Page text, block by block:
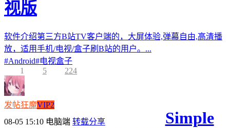
视版
软件介绍第三方B站TV客户端的，大屏体验,弹幕自由,高清播
放，适用手机/电视/盒子刷B站的用户。...
#Android#电视盒子
1
5 224
发帖狂魔VIP2
08-05 15:10 电脑端 转载分享
Simple